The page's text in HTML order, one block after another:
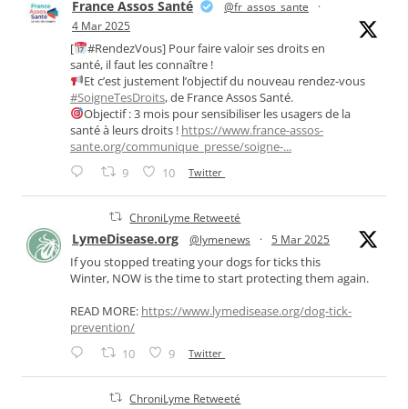
France Assos Santé @fr_assos_sante
·
4 Mar 2025
[
#RendezVous] Pour faire valoir ses droits en
santé, il faut les connaître !
Et c’est justement l’objectif du nouveau rendez-vous
#SoigneTesDroits, de France Assos Santé.
Objectif : 3 mois pour sensibiliser les usagers de la
santé à leurs droits ! https://www.france-assos-
sante.org/communique_presse/soigne-...
9 10 Twitter
ChroniLyme Retweeté
LymeDisease.org @lymenews · 5 Mar 2025
If you stopped treating your dogs for ticks this
Winter, NOW is the time to start protecting them again.
READ MORE: https://www.lymedisease.org/dog-tick-
prevention/
10 9 Twitter
ChroniLyme Retweeté